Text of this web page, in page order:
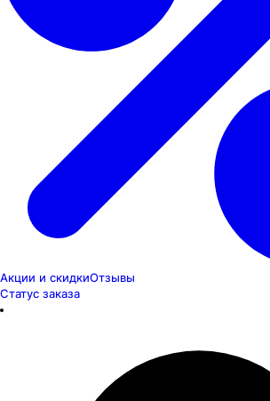
Акции и скидкиОтзывы
Статус заказа